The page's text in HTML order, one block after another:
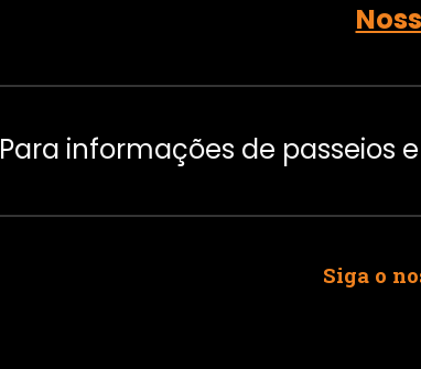
Para informações de passeios
Siga o